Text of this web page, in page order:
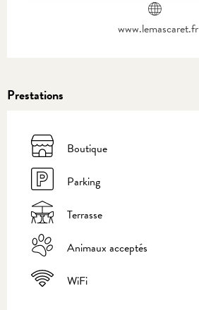
www.lemascaret.fr
Prestations
Boutique
Parking
Terrasse
Animaux acceptés
WiFi